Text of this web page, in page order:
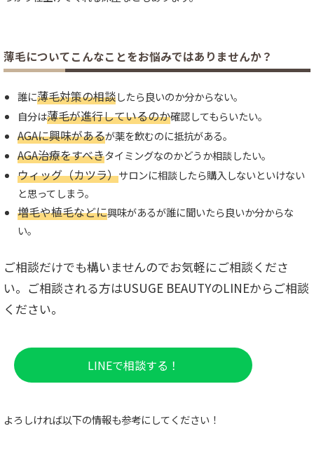
薄毛についてこんなことをお悩みではありませんか？
誰に薄毛対策の相談したら良いのか分からない。
自分は薄毛が進行しているのか確認してもらいたい。
AGAに興味があるが薬を飲むのに抵抗がある。
AGA治療をすべきタイミングなのかどうか相談したい。
ウィッグ（カツラ）サロンに相談したら購入しないといけない
と思ってしまう。
増毛や植毛などに興味があるが誰に聞いたら良いか分からな
い。
ご相談だけでも構いませんのでお気軽にご相談くださ
い。ご相談される方はUSUGE BEAUTYのLINEからご相談
ください。
LINEで相談する！
よろしければ以下の情報も参考にしてください！